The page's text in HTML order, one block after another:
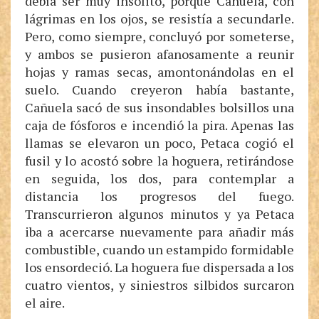
lágrimas en los ojos, se resistía a secundarle.
Pero, como siempre, concluyó por someterse,
y ambos se pusieron afanosamente a reunir
hojas y ramas secas, amontonándolas en el
suelo. Cuando creyeron había bastante,
Cañuela sacó de sus insondables bolsillos una
caja de fósforos e incendió la pira. Apenas las
llamas se elevaron un poco, Petaca cogió el
fusil y lo acostó sobre la hoguera, retirándose
en seguida, los dos, para contemplar a
distancia los progresos del fuego.
Transcurrieron algunos minutos y ya Petaca
iba a acercarse nuevamente para añadir más
combustible, cuando un estampido formidable
los ensordeció. La hoguera fue dispersada a los
cuatro vientos, y siniestros silbidos surcaron
el aire.